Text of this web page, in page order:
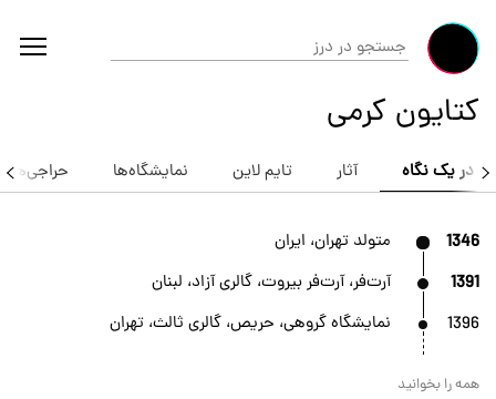
کتایون کرمی
در یک نگاه آثار تایم لاین نمایشگاه‌ها حراجی‌ها
1346 متولد تهران، ایران
1391 آرت‌فر، آرت‌فر بیروت، گالری آزاد، لبنان
1396 نمایشگاه گروهی، حریص، گالری ثالث، تهران
همه را بخوانید